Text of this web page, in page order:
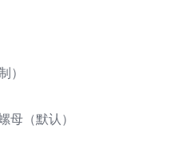
）
母（默认）